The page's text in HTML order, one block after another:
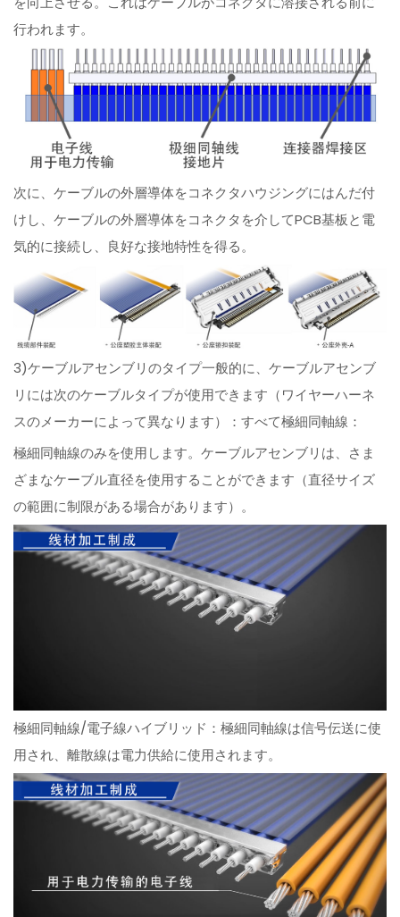
行われます。
次に、ケーブルの外層導体をコネクタハウジングにはんだ付
けし、ケーブルの外層導体をコネクタを介してPCB基板と電
気的に接続し、良好な接地特性を得る。
3)ケーブルアセンブリのタイプ一般的に、ケーブルアセンブ
リには次のケーブルタイプが使用できます（ワイヤーハーネ
スのメーカーによって異なります）：すべて極細同軸線：
極細同軸線のみを使用します。ケーブルアセンブリは、さま
ざまなケーブル直径を使用することができます（直径サイズ
の範囲に制限がある場合があります）。
極細同軸線/電子線ハイブリッド：極細同軸線は信号伝送に使
用され、離散線は電力供給に使用されます。